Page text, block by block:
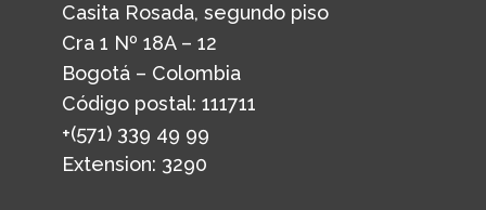
Casita Rosada, segundo piso
Cra 1 Nº 18A – 12
Bogotá – Colombia
Código postal: 111711
+(571) 339 49 99
Extension: 3290